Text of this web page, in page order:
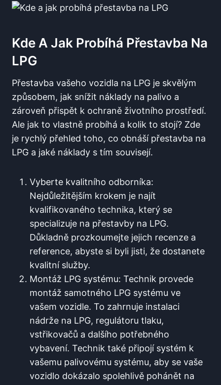
Kde A ⁢jak Probíhá Přestavba Na
LPG
Přestavba vašeho vozidla na⁣ LPG je‌ skvělým
způsobem,⁢ jak snížit náklady na palivo a
‍zároveň přispět k ochraně ​životního ⁢prostředí.
Ale jak‍ to​ vlastně probíhá a kolik⁤ to⁣ stojí? Zde
je rychlý ​přehled ⁤toho, co​ obnáší přestavba na
LPG ‌a jaké náklady s ⁤tím souvisejí.
Vyberte kvalitního ⁤odborníka:
Nejdůležitějším⁢ krokem je ‍najít
kvalifikovaného technika, který se
specializuje⁣ na přestavby na LPG.​
Důkladně prozkoumejte ⁣jejich ⁢recenze ‍a
reference, abyste si byli jisti, že dostanete
kvalitní služby.
Montáž LPG‌ systému: Technik provede
‍montáž samotného LPG systému ve
vašem vozidle. To zahrnuje instalaci
nádrže na LPG, regulátoru ​tlaku,⁣
vstřikovačů a ‌dalšího potřebného
vybavení.​ Technik ⁣také připojí systém⁤ k
vašemu palivovému systému, aby se⁤ vaše ​
vozidlo​ dokázalo spolehlivě ⁣pohánět na